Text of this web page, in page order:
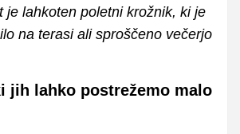
je lahkoten poletni krožnik, ki je
na terasi ali sproščeno večerjo
jih lahko postrežemo malo